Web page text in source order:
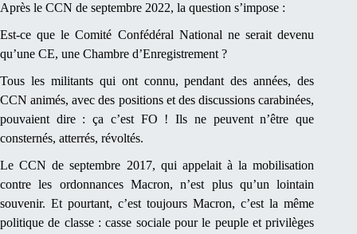
Après le CCN de septembre 2022, la question s’impose :
Est-ce que le Comité Confédéral National ne serait devenu
qu’une CE, une Chambre d’Enregistrement ?
Tous les militants qui ont connu, pendant des années, des
CCN animés, avec des positions et des discussions carabinées,
pouvaient dire : ça c’est FO ! Ils ne peuvent n’être que
consternés, atterrés, révoltés.
Le CCN de septembre 2017, qui appelait à la mobilisation
contre les ordonnances Macron, n’est plus qu’un lointain
souvenir. Et pourtant, c’est toujours Macron, c’est la même
politique de classe : casse sociale pour le peuple et privilèges